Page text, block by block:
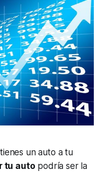
un auto a tu
tu auto podría ser la